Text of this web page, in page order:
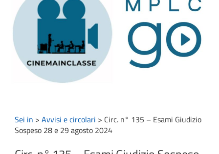
Sei in > Avvisi e circolari > Circ. n° 135 – Esami Giudizio
Sospeso 28 e 29 agosto 2024